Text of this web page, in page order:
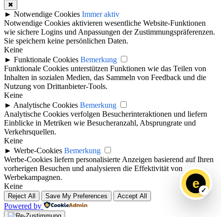
e
✖
► Notwendige Cookies Immer aktiv
Notwendige Cookies aktivieren wesentliche Website-Funktionen
wie sichere Logins und Anpassungen der Zustimmungspräferenzen.
Sie speichern keine persönlichen Daten.
Keine
► Funktionale Cookies Bemerkung
Funktionale Cookies unterstützen Funktionen wie das Teilen von
Inhalten in sozialen Medien, das Sammeln von Feedback und die
Nutzung von Drittanbieter-Tools.
Keine
► Analytische Cookies Bemerkung
Analytische Cookies verfolgen Besucherinteraktionen und liefern
Einblicke in Metriken wie Besucheranzahl, Absprungrate und
Verkehrsquellen.
Keine
► Werbe-Cookies Bemerkung
Werbe-Cookies liefern personalisierte Anzeigen basierend auf Ihren
vorherigen Besuchen und analysieren die Effektivität von
Werbekampagnen.
Keine
Reject All Save My Preferences Accept All
Powered by